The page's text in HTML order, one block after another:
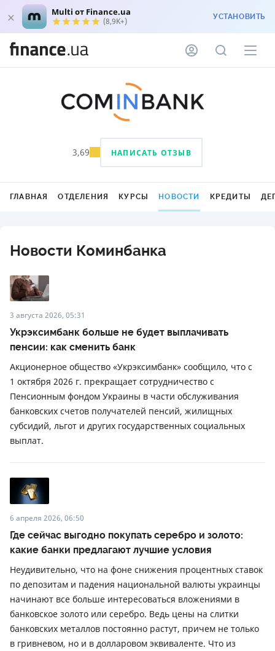
Multi от Finance.ua
(8,9K+) УСТАНОВИТЬ
3,69 НАПИСАТЬ ОТЗЫВ
ГЛАВНАЯ ОТДЕЛЕНИЯ КУРСЫ НОВОСТИ КРЕДИТЫ
Новости Коминбанка
3 августа 2026, 05:31
Укрэксимбанк больше не будет выплачивать
пенсии: как сменить банк
Акционерное общество «Укрэксимбанк» сообщило, что с
1 октября 2026 г. прекращает сотрудничество с
Пенсионным фондом Украины в части обслуживания
банковских счетов получателей пенсий, жилищных
субсидий, льгот и других государственных социальных
выплат.
6 апреля 2026, 06:50
Где сейчас выгодно покупать серебро и золото:
какие банки предлагают лучшие условия
Неудивительно, что на фоне снижения процентных ставок
по депозитам и падения национальной валюты украинцы
начинают все больше интересоваться вложениями в
банковское золото или серебро. Ведь цены на слитки
банковских металлов постоянно растут, причем не только
в гривневом, но и в долларовом эквиваленте. Что из